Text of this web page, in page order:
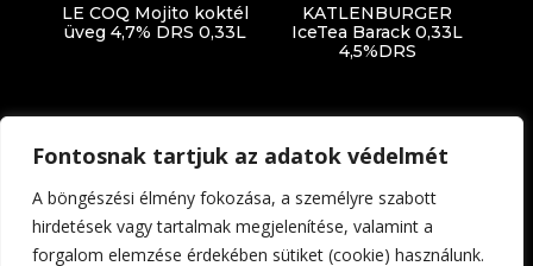
Fontosnak tartjuk az adatok védelmét
A böngészési élmény fokozása, a személyre szabott
hirdetések vagy tartalmak megjelenítése, valamint a
forgalom elemzése érdekében sütiket (cookie) használunk.
LE COQ Mojito koktél
üveg 4,7% DRS 0,33L
KATLENBURGER
IceTea Barack 0,33L
4,5%DRS
Impresszum Adatkezelési tájékoztató